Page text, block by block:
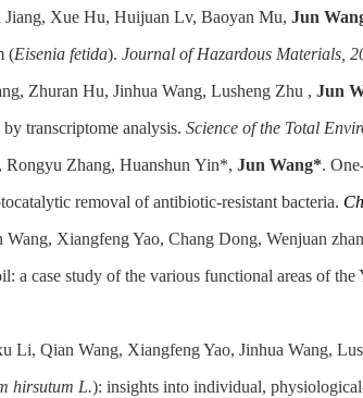
Xue Hu, Huijuan Lv, Baoyan Mu, Jun
(Eisenia fetida). Journal of Hazardous Materials,
Zhuran Hu, Jinhua Wang, Lusheng Zhu , Jun
transcriptome analysis. Science of the Total
Rongyu Zhang, Huanshun Yin*, Jun Wang*.
removal of antibiotic-resistant bacteria.
Xiangfeng Yao, Chang Dong, Wenjuan
a case study of the various functional areas of
Qian Wang, Xiangfeng Yao, Jinhua Wang,
hirsutum L.): insights into individual,